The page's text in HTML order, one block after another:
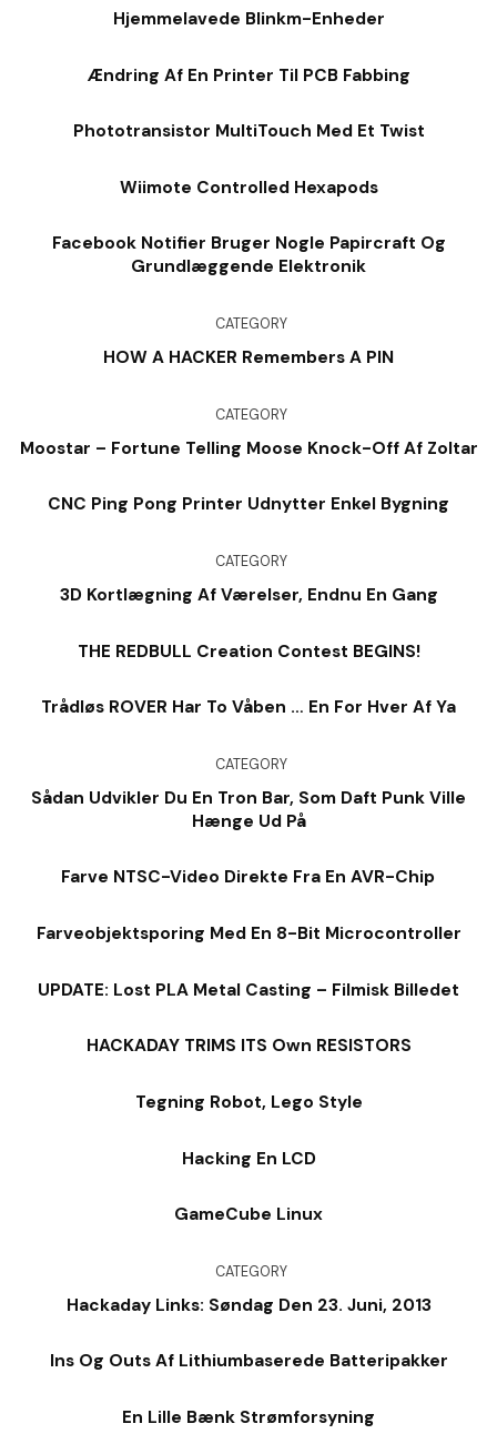
Hjemmelavede Blinkm-Enheder
Ændring Af En Printer Til PCB Fabbing
Phototransistor MultiTouch Med Et Twist
Wiimote Controlled Hexapods
Facebook Notifier Bruger Nogle Papircraft Og
Grundlæggende Elektronik
CATEGORY
HOW A HACKER Remembers A PIN
CATEGORY
Moostar – Fortune Telling Moose Knock-Off Af Zoltar
CNC Ping Pong Printer Udnytter Enkel Bygning
CATEGORY
3D Kortlægning Af Værelser, Endnu En Gang
THE REDBULL Creation Contest BEGINS!
Trådløs ROVER Har To Våben … En For Hver Af Ya
CATEGORY
Sådan Udvikler Du En Tron Bar, Som Daft Punk Ville
Hænge Ud På
Farve NTSC-Video Direkte Fra En AVR-Chip
Farveobjektsporing Med En 8-Bit Microcontroller
UPDATE: Lost PLA Metal Casting – Filmisk Billedet
HACKADAY TRIMS ITS Own RESISTORS
Tegning Robot, Lego Style
Hacking En LCD
GameCube Linux
CATEGORY
Hackaday Links: Søndag Den 23. Juni, 2013
Ins Og Outs Af Lithiumbaserede Batteripakker
En Lille Bænk Strømforsyning